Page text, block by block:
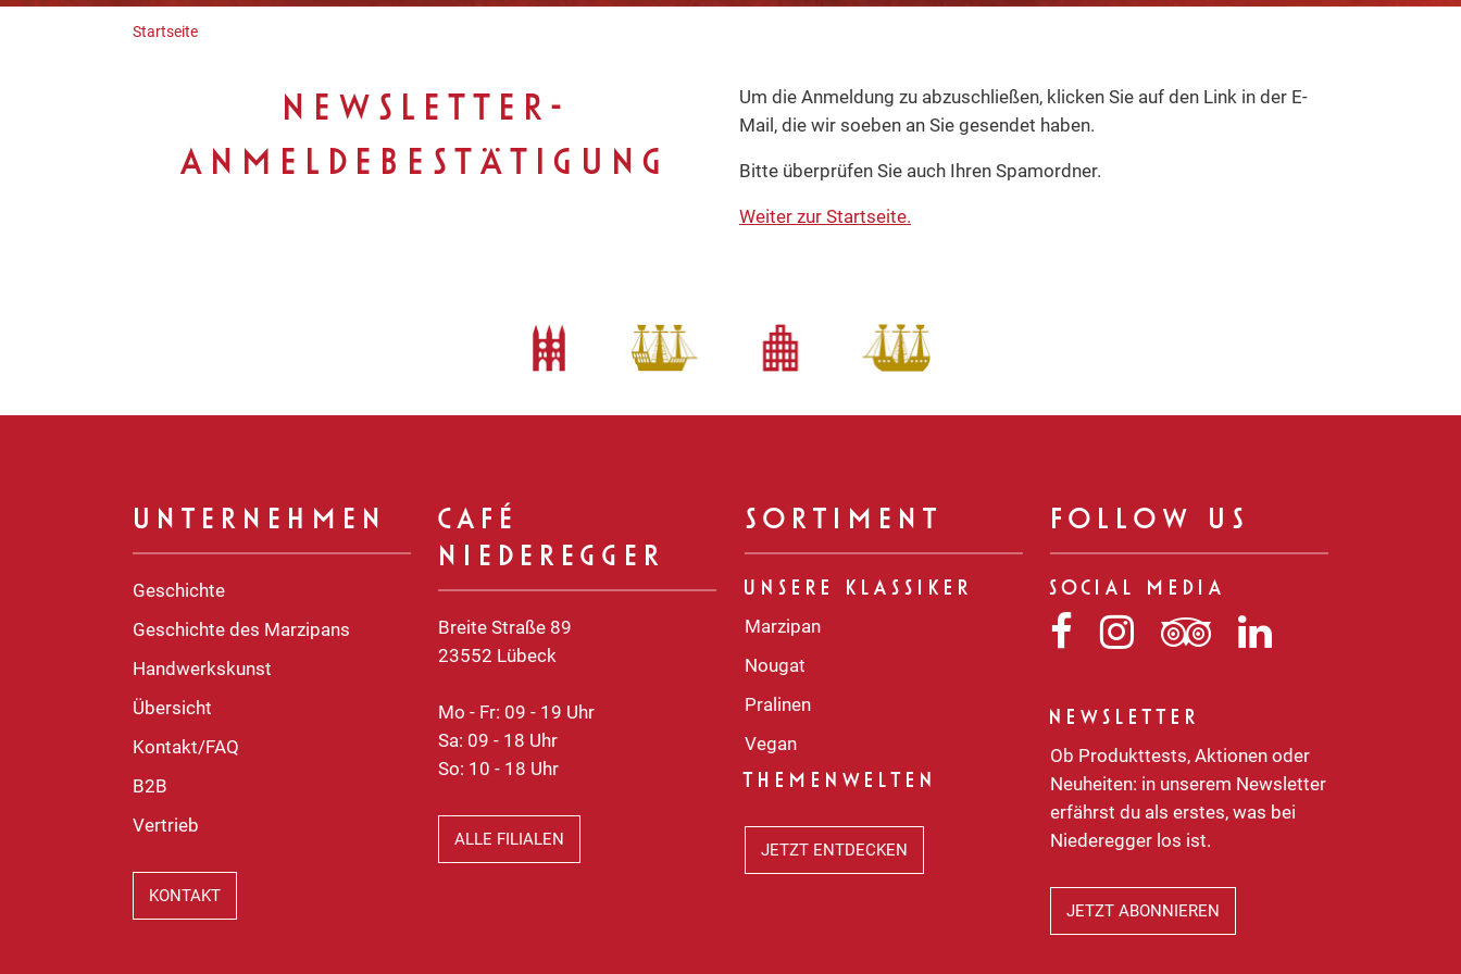
Inhalt
Startseite
NEWSLETTER-
ANMELDEBESTÄTIGUNG
Um die Anmeldung zu abzuschließen, klicken Sie auf den Link in der E-
Mail, die wir soeben an Sie gesendet haben.
Bitte überprüfen Sie auch Ihren Spamordner.
Weiter zur Startseite.
UNTERNEHMEN
Geschichte
Geschichte des Marzipans
Handwerkskunst
Übersicht
Kontakt/FAQ
B2B
Vertrieb
KONTAKT
CAFÉ
NIEDEREGGER
Breite Straße 89
23552 Lübeck
Mo - Fr: 09 - 19 Uhr
Sa: 09 - 18 Uhr
So: 10 - 18 Uhr
ALLE FILIALEN
SORTIMENT
UNSERE KLASSIKER
Marzipan
Nougat
Pralinen
Vegan
THEMENWELTEN
JETZT ENTDECKEN
FOLLOW US
SOCIAL MEDIA
NiedereggerNiedereggerNiedereggerNiederegger
auf
NEWSLETTER
Ob Produkttests, Aktionen oder
Neuheiten: in unserem Newsletter
erfährst du als erstes, was bei
Niederegger los ist.
JETZT ABONNIEREN